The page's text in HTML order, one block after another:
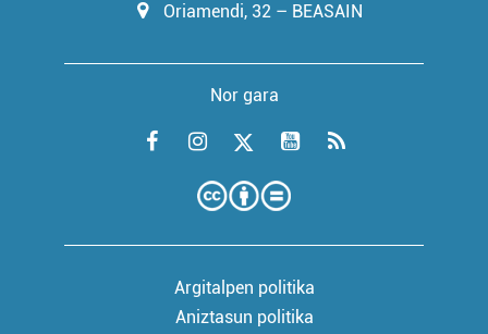
Oriamendi, 32 – BEASAIN
Nor gara
Argitalpen politika
Aniztasun politika